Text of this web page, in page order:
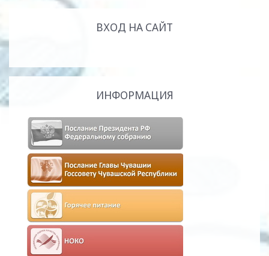
ВХОД НА САЙТ
ИНФОРМАЦИЯ